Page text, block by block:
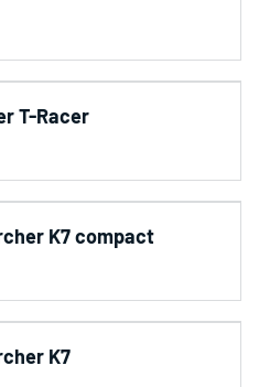
T-Racer
K7 compact
K7